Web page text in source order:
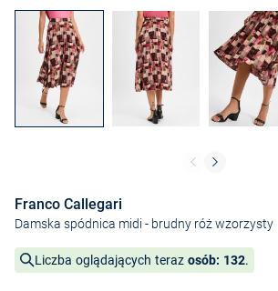
Franco Callegari
Damska spódnica midi - brudny róż wzorzysty
Liczba oglądających teraz osób: 132.